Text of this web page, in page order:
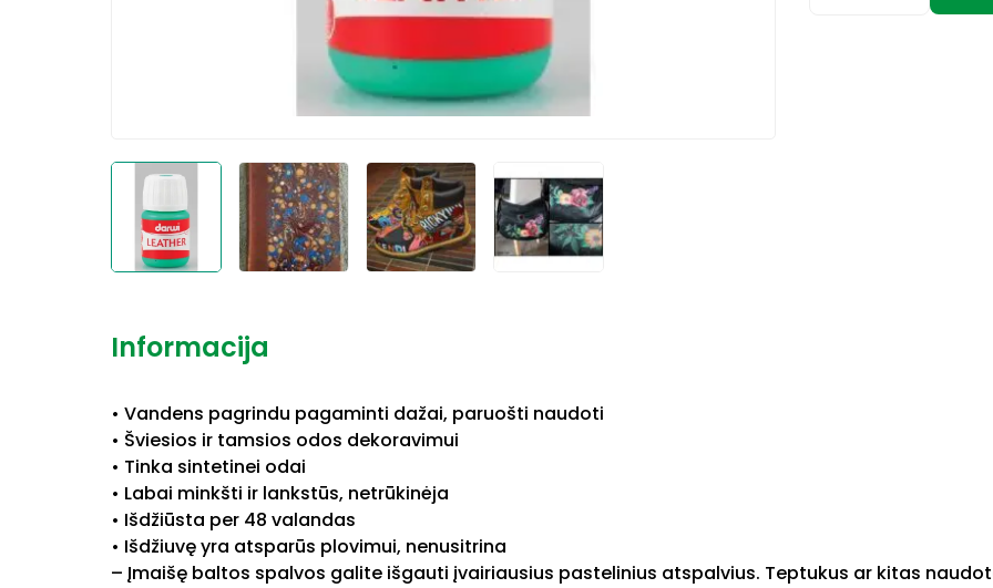
Informacija
• Vandens pagrindu pagaminti dažai, paruošti naudoti
• Šviesios ir tamsios odos dekoravimui
• Tinka sintetinei odai
• Labai minkšti ir lankstūs, netrūkinėja
• Išdžiūsta per 48 valandas
• Išdžiuvę yra atsparūs plovimui, nenusitrina
– Įmaišę baltos spalvos galite išgauti įvairiausius pastelinius atspalvius. Teptukus ar kitas